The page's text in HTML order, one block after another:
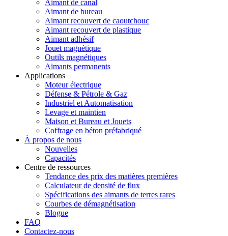
Aimant de canal
Aimant de bureau
Aimant recouvert de caoutchouc
Aimant recouvert de plastique
Aimant adhésif
Jouet magnétique
Outils magnétiques
Aimants permanents
Applications
Moteur électrique
Défense & Pétrole & Gaz
Industriel et Automatisation
Levage et maintien
Maison et Bureau et Jouets
Coffrage en béton préfabriqué
À propos de nous
Nouvelles
Capacités
Centre de ressources
Tendance des prix des matières premières
Calculateur de densité de flux
Spécifications des aimants de terres rares
Courbes de démagnétisation
Blogue
FAQ
Contactez-nous